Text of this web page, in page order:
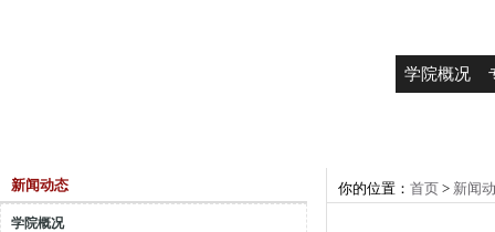
学院概况
新闻动态
学院概况
你的位置： 首页 > 新闻